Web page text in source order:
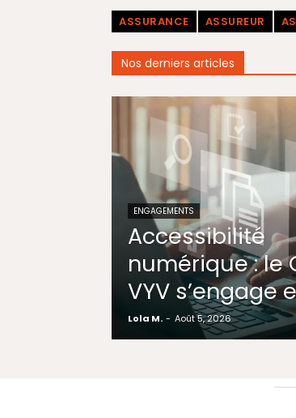
ASSURANCE ASSUREUR
Nos derniers articles
ENGAGEMENTS
Accessibilité
numérique : le
VYV s’engage
Lola M. - Août 5, 2026